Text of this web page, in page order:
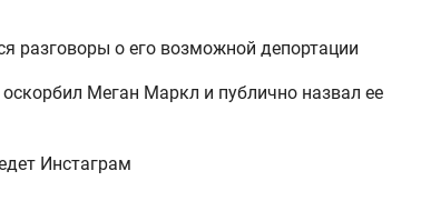
разговоры о его возможной депортации
Меган Маркл и публично назвал ее
Инстаграм